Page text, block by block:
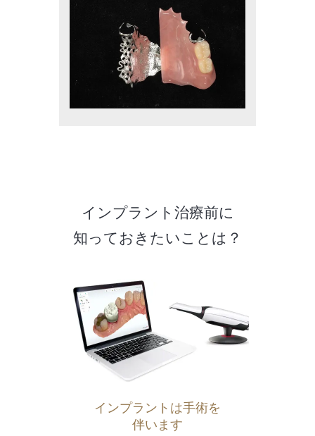
インプラント治療前に
知っておきたいことは？
インプラントは手術を
伴います